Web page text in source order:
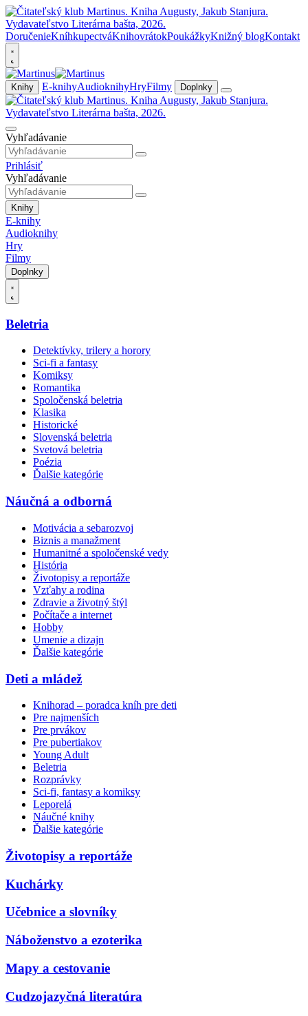
DoručenieKníhkupectváKnihovrátokPoukážkyKnižný blogKontakt
Knihy E-knihyAudioknihyHryFilmy Doplnky
Vyhľadávanie
Prihlásiť
Vyhľadávanie
Knihy
E-knihy
Audioknihy
Hry
Filmy
Doplnky
Beletria
Detektívky, trilery a horory
Sci-fi a fantasy
Komiksy
Romantika
Spoločenská beletria
Klasika
Historické
Slovenská beletria
Svetová beletria
Poézia
Ďalšie kategórie
Náučná a odborná
Motivácia a sebarozvoj
Biznis a manažment
Humanitné a spoločenské vedy
História
Životopisy a reportáže
Vzťahy a rodina
Zdravie a životný štýl
Počítače a internet
Hobby
Umenie a dizajn
Ďalšie kategórie
Deti a mládež
Knihorad – poradca kníh pre deti
Pre najmenších
Pre prvákov
Pre pubertiakov
Young Adult
Beletria
Rozprávky
Sci-fi, fantasy a komiksy
Leporelá
Náučné knihy
Ďalšie kategórie
Životopisy a reportáže
Kuchárky
Učebnice a slovníky
Náboženstvo a ezoterika
Mapy a cestovanie
Cudzojazyčná literatúra